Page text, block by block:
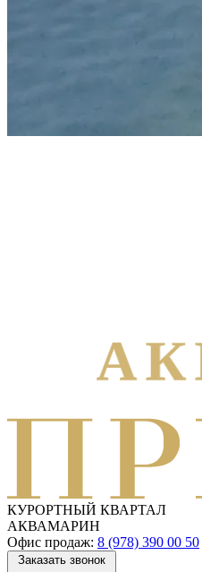
КУРОРТНЫЙ КВАРТАЛ
АКВАМАРИН
Офис продаж: 8 (978) 390 00 50
Заказать звонок